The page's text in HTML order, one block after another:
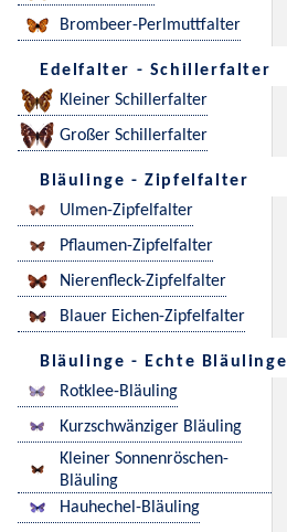
Brombeer-Perlmuttfalter
Edelfalter - Schillerfalter
Kleiner Schillerfalter
Großer Schillerfalter
Bläulinge - Zipfelfalter
Ulmen-Zipfelfalter
Pflaumen-Zipfelfalter
Nierenfleck-Zipfelfalter
Blauer Eichen-Zipfelfalter
Bläulinge - Echte Bläulinge
Rotklee-Bläuling
Kurzschwänziger Bläuling
Kleiner Sonnenröschen-
Bläuling
Hauhechel-Bläuling